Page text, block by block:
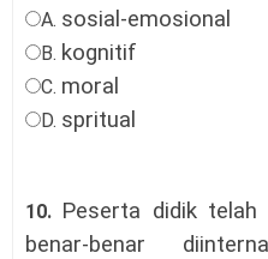
A. sosial-emosional
B. kognitif
C. moral
D. spritual
10. Peserta didik telah
benar-benar